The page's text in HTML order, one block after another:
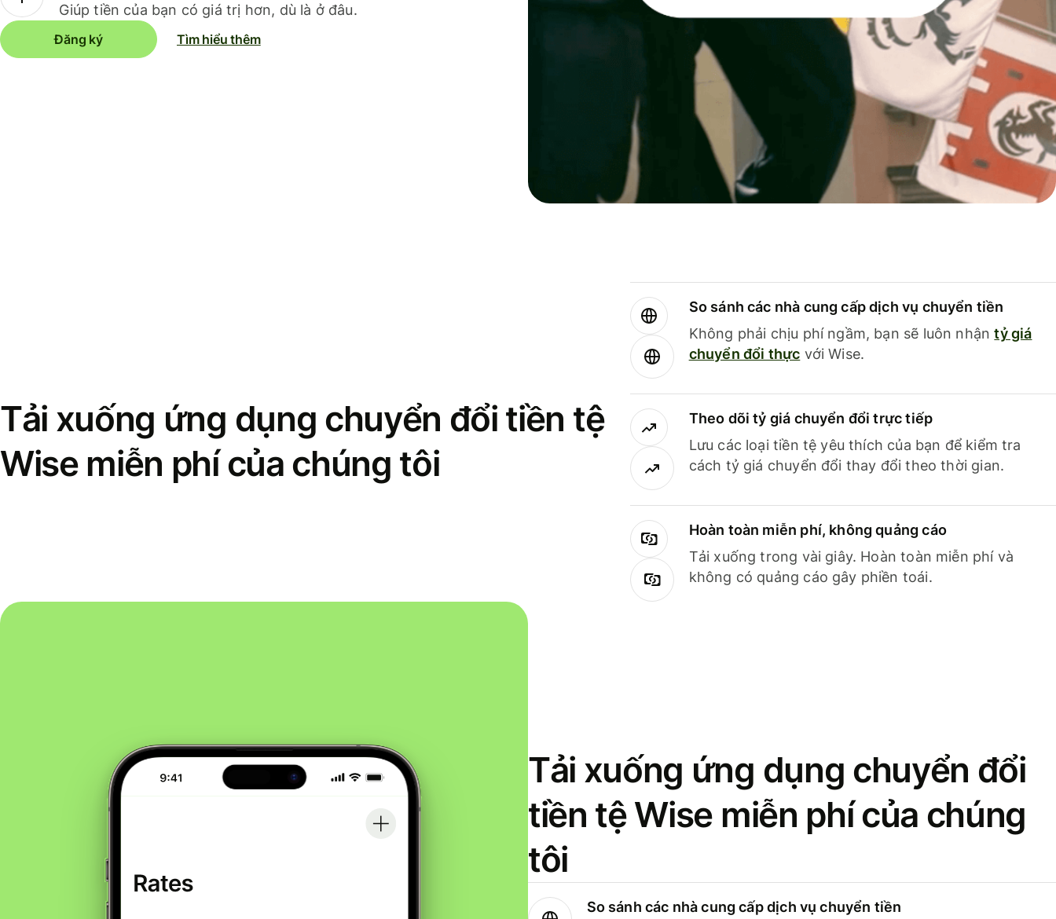
Giúp tiền của bạn có giá trị hơn, dù là ở đâu.
Đăng ký Tìm hiểu thêm
Tải xuống ứng dụng chuyển đổi tiền tệ
Wise miễn phí của chúng tôi
So sánh các nhà cung cấp dịch vụ chuyển tiền
Không phải chịu phí ngầm, bạn sẽ luôn nhậntỷ giá
chuyển đổi thực với Wise.
Theo dõi tỷ giá chuyển đổi trực tiếp
Lưu các loại tiền tệ yêu thích của bạn để kiểm tra
cách tỷ giá chuyển đổi thay đổi theo thời gian.
Hoàn toàn miễn phí, không quảng cáo
Tải xuống trong vài giây. Hoàn toàn miễn phí và
không có quảng cáo gây phiền toái.
Tải xuống ứng dụng chuyển đổi
tiền tệ Wise miễn phí của chúng
tôi
So sánh các nhà cung cấp dịch vụ chuyển tiền